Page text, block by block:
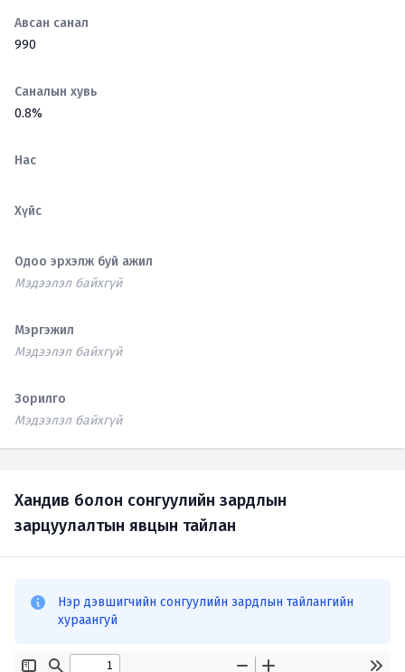
Авсан санал
990
Саналын хувь
0.8%
Нас
Хүйс
Одоо эрхэлж буй ажил
Мэдээлэл байхгүй
Мэргэжил
Мэдээлэл байхгүй
Зорилго
Мэдээлэл байхгүй
Хандив болон сонгуулийн зардлын
зарцуулалтын явцын тайлан
Нэр дэвшигчийн сонгуулийн зардлын тайлангийн
хураангуй